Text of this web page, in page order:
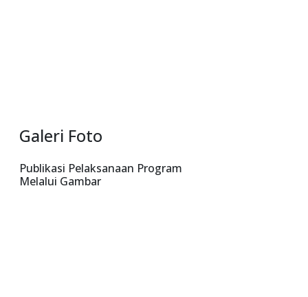
Galeri Foto
Publikasi Pelaksanaan Program
Melalui Gambar